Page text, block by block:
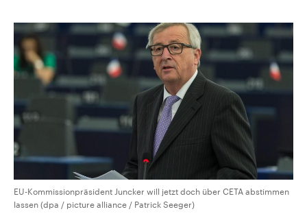
EU-Kommissionpräsident Juncker will jetzt doch über CETA abstimmen
lassen (dpa / picture alliance / Patrick Seeger)